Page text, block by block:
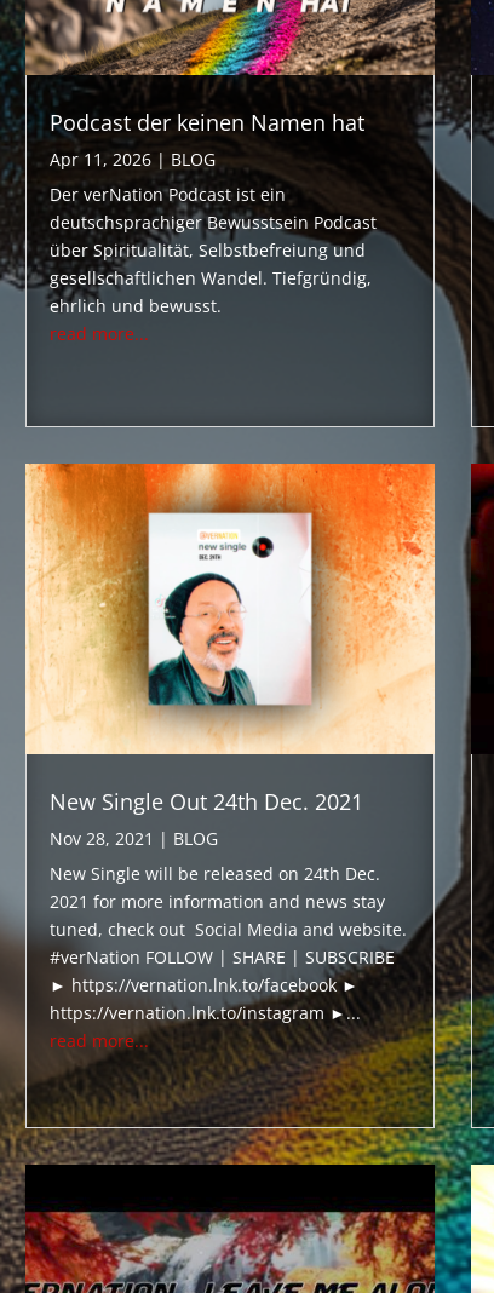
Podcast der keinen Namen hat
Apr 11, 2026| BLOG
Der verNation Podcast ist ein
deutschsprachiger Bewusstsein Podcast
über Spiritualität, Selbstbefreiung und
gesellschaftlichen Wandel. Tiefgründig,
ehrlich und bewusst.
read more...
New Single Out 24th Dec. 2021
Nov 28, 2021 | BLOG
New Single will be released on 24th Dec.
2021 for more information and news stay
tuned, check out Social Media and website.
#verNation FOLLOW | SHARE | SUBSCRIBE
► https://vernation.lnk.to/facebook ►
https://vernation.lnk.to/instagram ►...
read more...